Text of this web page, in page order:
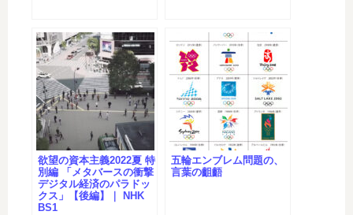
欲望の資本主義2022夏 特
別編 「メタバースの衝撃
デジタル経済のパラドッ
クス」【後編】｜ NHK
BS1
五輪エンブレム問題の、
言葉の齟齬